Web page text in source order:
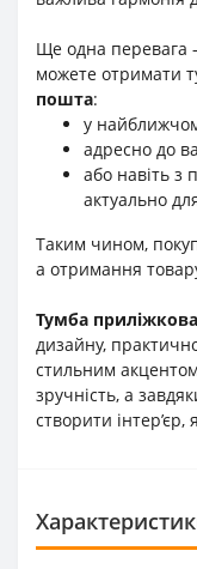
Ще одна
можете отримати
пошта:
у
адресно до
або навіть з
актуально
Таким чином,
а отримання
Тумба
дизайну,
стильним
зручність, а
створити